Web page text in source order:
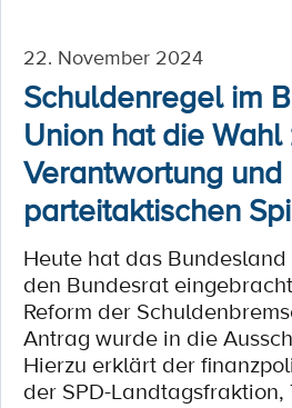
22. November 2024
­­Schuldenregel im
Union hat die
Verantwortung und
parteitaktischen
Heute hat das
den Bundesrat
Reform der
Antrag wurde in die
Hierzu erklärt der
der SPD-